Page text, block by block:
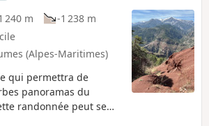
240 m
-1 238 m
(Alpes-Maritimes)
qui permettra de
panoramas du
randonnée peut se